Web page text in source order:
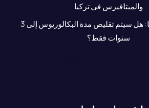
والميتافيرس في تركيا
التعليم في تركيا: هل سيتم تقليص مدة البكالوريوس إلى 3
سنوات فقط؟